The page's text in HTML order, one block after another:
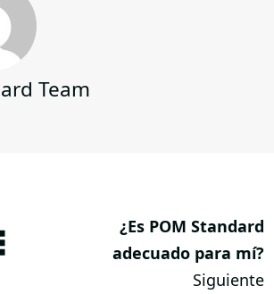
Team
¿Es POM Standard
adecuado para mí?
Siguiente